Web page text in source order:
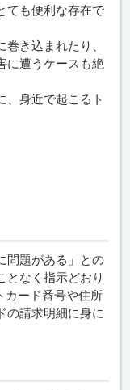
ても便利な存在で
き込まれたり、
に遭うケースも絶
身近で起こるト
問題がある」との
となく指示どおり
カード番号や住所
の請求明細に身に